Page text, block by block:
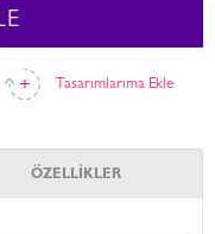
Tasarımlarıma Ekle
ÖZELLİKLER